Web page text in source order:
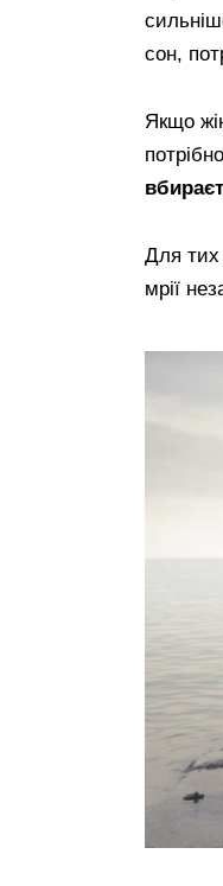
сон,
Якщо
Для тих
мрії